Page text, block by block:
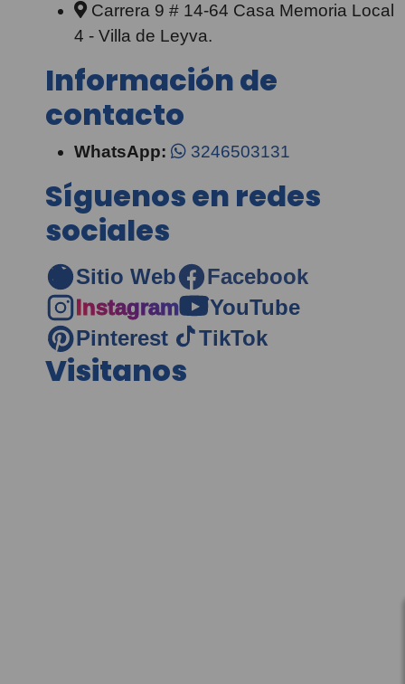
Carrera 9 # 14-64 Casa Memoria Local
4 - Villa de Leyva.
Información de
contacto
WhatsApp: 3246503131
Síguenos en redes
sociales
Sitio Web
Facebook
Instagram
YouTube
Pinterest
TikTok
Visitanos